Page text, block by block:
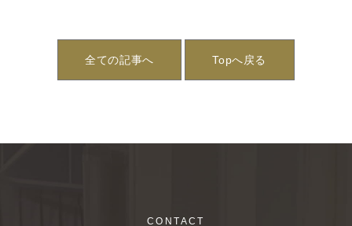
全ての記事へ Topへ戻る